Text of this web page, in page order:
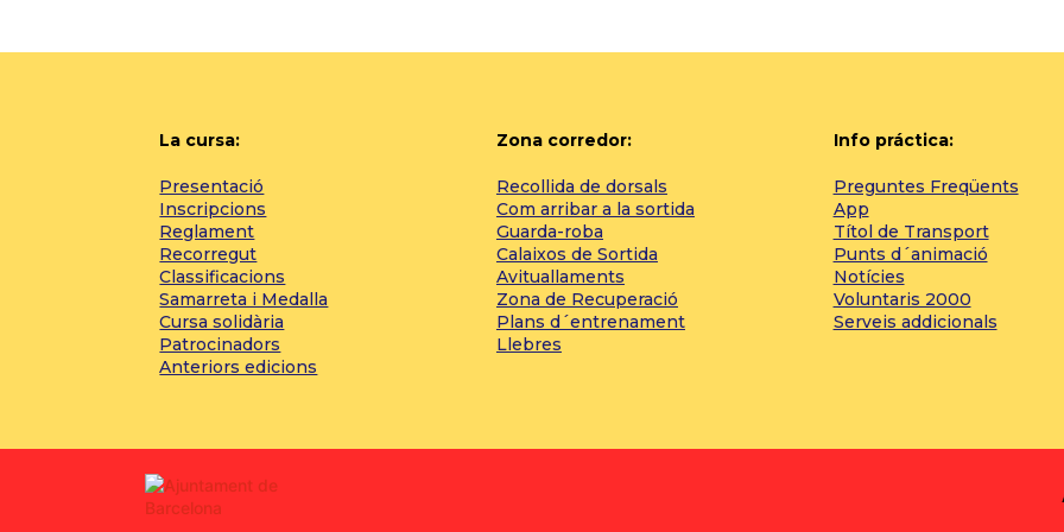
La cursa:
Presentació
Inscripcions
Reglament
Recorregut
Classificacions
Samarreta i Medalla
Cursa solidària
Patrocinadors
Anteriors edicions
Zona corredor:
Recollida de dorsals
Com arribar a la sortida
Guarda-roba
Calaixos de Sortida
Avituallaments
Zona de Recuperació
Plans d´entrenament
Llebres
Info práctica:
Preguntes Freqüents
App
Títol de Transport
Punts d´animació
Notícies
Voluntaris 2000
Serveis addicionals